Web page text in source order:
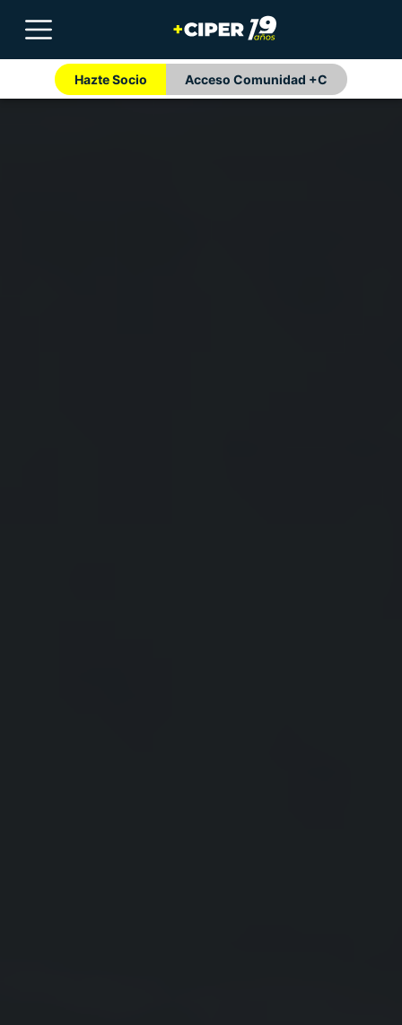
Hazte Socio Acceso Comunidad +C